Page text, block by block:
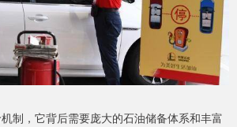
制，它背后需要庞大的石油储备体系和丰富